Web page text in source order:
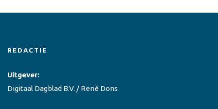
REDACTIE
Uitgever:
Digitaal Dagblad B.V. / René Dons